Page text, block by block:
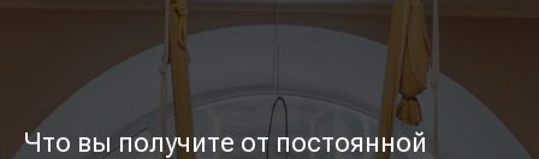
Что вы получите от постоянной